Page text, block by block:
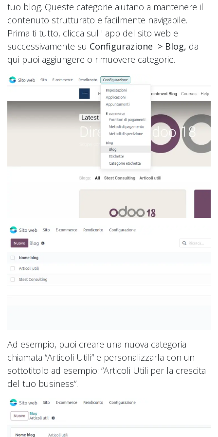
tuo blog. Queste categorie aiutano a mantenere il
contenuto strutturato e facilmente navigabile.
Prima ti tutto, clicca sull' app del sito web e
successivamente su Configurazione > Blog, da
qui puoi aggiungere o rimuovere categorie.
Ad esempio, puoi creare una nuova categoria
chiamata “Articoli Utili” e personalizzarla con un
sottotitolo ad esempio: “Articoli Utili per la crescita
del tuo business”.